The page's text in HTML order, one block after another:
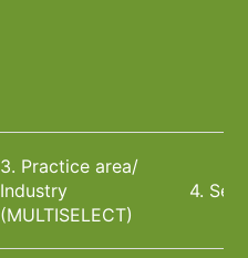
3. Practice area/
Industry
(MULTISELECT)
4.